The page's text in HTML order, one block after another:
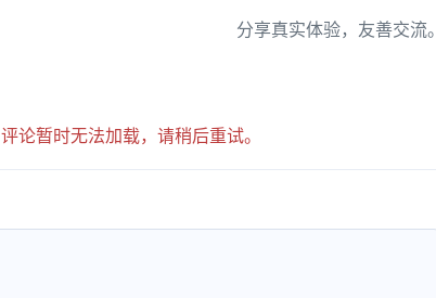
分享真实体验，友善交流。
评论暂时无法加载，请稍后重试。